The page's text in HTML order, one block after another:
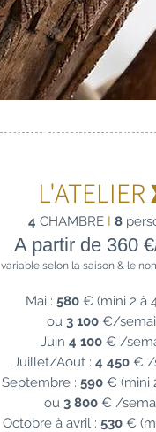
L'ATELIER
4 CHAMBRE I 8
A partir de 360 €
variable selon la saison & le
Mai : 580 € (mini 2 à
ou 3 100 €/
Juin 4 100€ /
Juillet/Aout : 4 450€ /
Septembre : 590€ (mini
ou 3 800 € /
Octobre à avril : 530 €
FLEXIBLE,